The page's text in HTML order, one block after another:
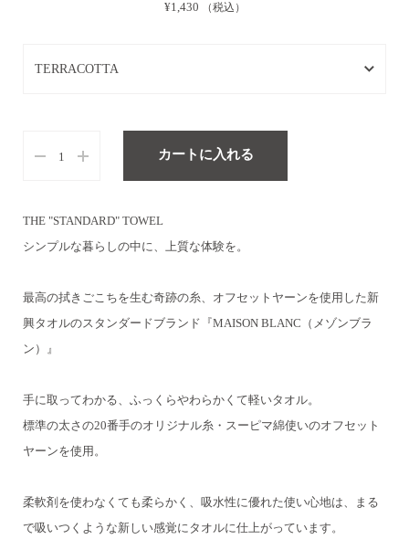
¥1,430 （税込）
TERRACOTTA
CHESTNUT
WHITE
カートに入れる
THE "STANDARD" TOWEL
シンプルな暮らしの中に、上質な体験を。
最高の拭きごこちを生む奇跡の糸、オフセットヤーンを使用した新
興タオルのスタンダードブランド『MAISON BLANC（メゾンブラ
ン）』
手に取ってわかる、ふっくらやわらかくて軽いタオル。
標準の太さの20番手のオリジナル糸・スーピマ綿使いのオフセット
ヤーンを使用。
柔軟剤を使わなくても柔らかく、吸水性に優れた使い心地は、
まる
で吸いつくような新しい感覚にタオルに仕上がっています。